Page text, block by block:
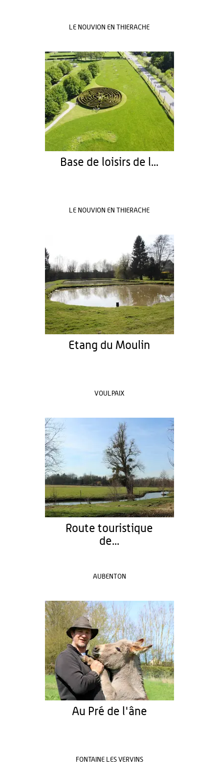
LE NOUVION EN THIERACHE
Base de loisirs de l...
LE NOUVION EN THIERACHE
Etang du Moulin
VOULPAIX
Route touristique
de...
AUBENTON
Au Pré de l'âne
FONTAINE LES VERVINS